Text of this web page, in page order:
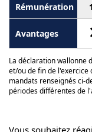
La déclaration wallonne
et/ou de fin de l'exercice
mandats renseignés ci-
périodes différentes de
Vous souhaitez